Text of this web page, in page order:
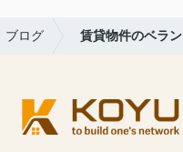
ブログ 賃貸物件のベラ